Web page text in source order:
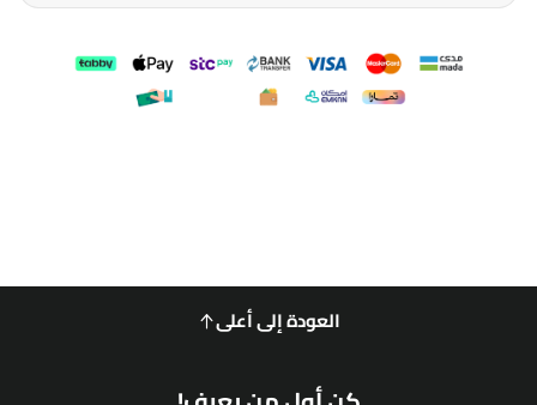
العودة إلى أعلى